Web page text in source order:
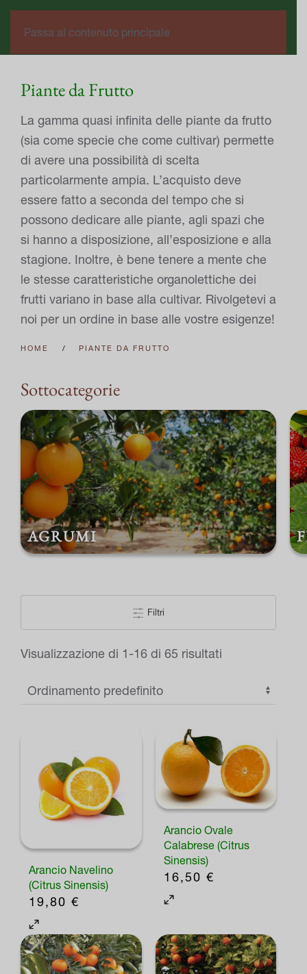
Passa al contenuto principale
Piante da Frutto
La gamma quasi infinita delle piante da frutto
(sia come specie che come cultivar) permette
di avere una possibilità di scelta
particolarmente ampia. L’acquisto deve
essere fatto a seconda del tempo che si
possono dedicare alle piante, agli spazi che
si hanno a disposizione, all’esposizione e alla
stagione. Inoltre, è bene tenere a mente che
le stesse caratteristiche organolettiche dei
frutti variano in base alla cultivar. Rivolgetevi a
noi per un ordine in base alle vostre esigenze!
HOME PIANTE DA FRUTTO
Sottocategorie
AGRUMI
Filtri
Visualizzazione di 1-16 di 65 risultati
Arancio Navelino
(Citrus Sinensis)
19,80 €
Arancio Ovale
Calabrese (Citrus
Sinensis)
16,50 €